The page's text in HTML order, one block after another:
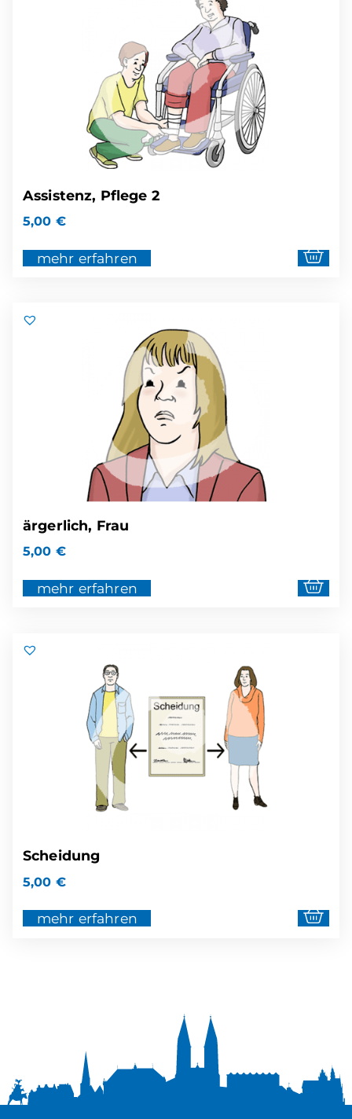
Assistenz, Pflege 2
5,00 €
mehr erfahren
ärgerlich, Frau
5,00 €
mehr erfahren
Scheidung
5,00 €
mehr erfahren